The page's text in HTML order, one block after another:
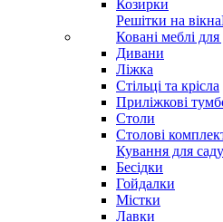
Козирки
Решітки на вікна
Ковані меблі
Дивани
Ліжка
Стільці та крісла
Приліжкові
Столи
Столові
Кування для саду
Бесідки
Гойдалки
Містки
Лавки